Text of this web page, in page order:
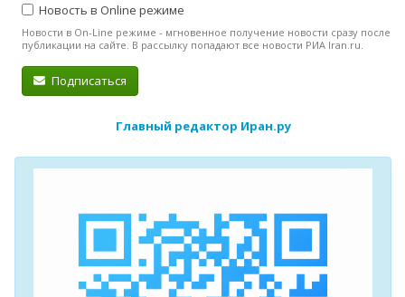
Новость в Online режиме
Новости в On-Line режиме - мгновенное получение новости сразу после
публикации на сайте. В рассылку попадают все новости РИА Iran.ru.
Подписаться
Главный редактор Иран.ру